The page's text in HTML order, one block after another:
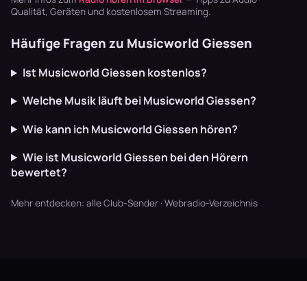
Hier erfäh…
Breaks oh…
Qualität, Geräten und kostenlosem Streaming.
Häufige Fragen zu Musicworld Giessen
Ist Musicworld Giessen kostenlos?
Welche Musik läuft bei Musicworld Giessen?
Wie kann ich Musicworld Giessen hören?
Wie ist Musicworld Giessen bei den Hörern
bewertet?
Mehr entdecken: alle Club-Sender · Webradio-Verzeichnis